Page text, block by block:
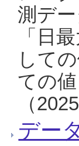
測デ
「日
して
ての
（
デー